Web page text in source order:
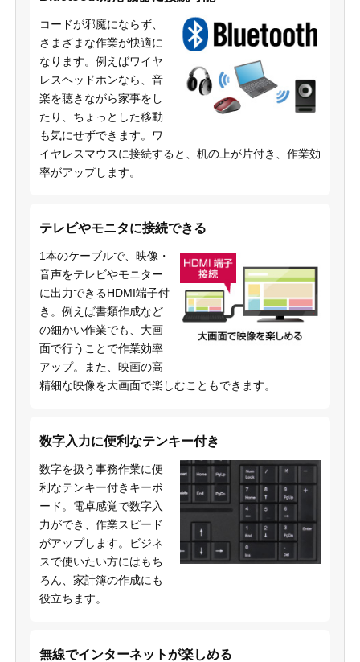
コードが邪魔にならず、
さまざまな作業が快適に
なります。例えばワイヤ
レスヘッドホンなら、音
楽を聴きながら家事をし
たり、ちょっとした移動
も気にせずできます。ワ
イヤレスマウスに接続すると、机の上が片付き、作業効
率がアップします。
テレビやモニタに接続できる
1本のケーブルで、映像・
音声をテレビやモニター
に出力できるHDMI端子付
き。例えば書類作成など
の細かい作業でも、大画
面で行うことで作業効率
アップ。また、映画の高
精細な映像を大画面で楽しむこともできます。
数字入力に便利なテンキー付き
数字を扱う事務作業に便
利なテンキー付きキーボ
ード。電卓感覚で数字入
力ができ、作業スピード
がアップします。ビジネ
スで使いたい方にはもち
ろん、家計簿の作成にも
役立ちます。
無線でインターネットが楽しめる